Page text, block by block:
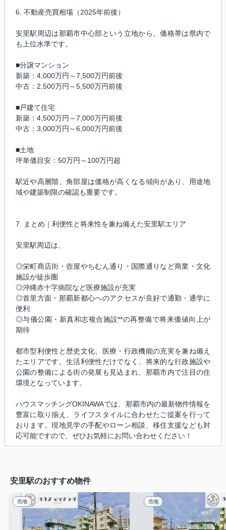
6. 不動産売買相場（2025年前後）
安里駅周辺は那覇市中心部という立地から、価格帯は県内で
も上位水準です。
■分譲マンション
新築：4,000万円～7,500万円前後
中古：2,500万円～5,500万円前後
■戸建て住宅
新築：4,500万円～7,000万円前後
中古：3,000万円～6,000万円前後
■土地
坪単価目安：50万円～100万円超
駅近や高層階、角部屋は価格が高くなる傾向があり、用途地
域や建築制限の確認も重要です。
7. まとめ｜利便性と将来性を兼ね備えた安里駅エリア
安里駅周辺は、
◎栄町商店街・壺屋やちむん通り・国際通りなど商業・文化
施設が徒歩圏
◎沖縄赤十字病院など医療施設が充実
◎首里方面・那覇新都心へのアクセスが良好で通勤・通学に
便利
◎与儀公園・新真和志複合施設**の再整備で将来価値向上が
期待
都市型利便性と歴史文化、医療・行政機能の充実を兼ね備え
たエリアです。生活利便性だけでなく、将来的な行政施設や
公園の整備による街の発展も見込まれ、那覇市内で注目の住
環境となっています。
ハウスマッチングOKINAWAでは、那覇市内の最新物件情報を
豊富に取り揃え、ライフスタイルに合わせたご提案を行って
おります。現地見学の手配やローン相談、移住支援なども対
応可能ですので、ぜひお気軽にお問い合わせください！
安里駅のおすすめ物件
売地 売地